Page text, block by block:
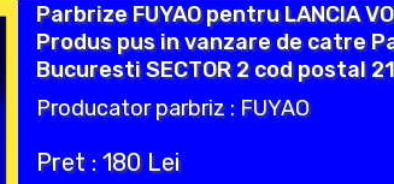
Parbrize FUYAO pentru LANCIA
Produs pus in vanzare de catre
Bucuresti SECTOR 2 cod postal
Producator parbriz : FUYAO
Pret : 180 Lei